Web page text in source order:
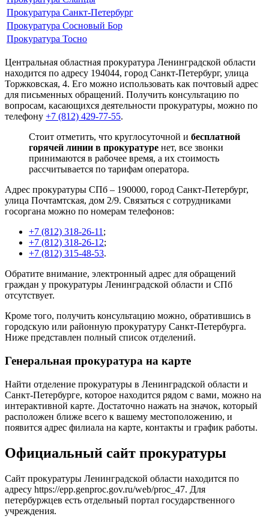
Прокуратура Санкт-Петербург
Прокуратура Сосновый Бор
Прокуратура Тосно
Центральная областная прокуратура Ленинградской области
находится по адресу 194044, город Санкт-Петербург, улица
Торжковская, 4. Его можно использовать как почтовый адрес
для письменных обращений. Получить консультацию по
вопросам, касающихся деятельности прокуратуры, можно по
телефону +7 (812) 429-77-55.
Стоит отметить, что круглосуточной и бесплатной
горячей линии в прокуратуре нет, все звонки
принимаются в рабочее время, а их стоимость
рассчитывается по тарифам оператора.
Адрес прокуратуры СПб – 190000, город Санкт-Петербург,
улица Почтамтская, дом 2/9. Связаться с сотрудниками
госоргана можно по номерам телефонов:
+7 (812) 318-26-11;
+7 (812) 318-26-12;
+7 (812) 315-48-53.
Обратите внимание, электронный адрес для обращений
граждан у прокуратуры Ленинградской области и СПб
отсутствует.
Кроме того, получить консультацию можно, обратившись в
городскую или районную прокуратуру Санкт-Петербурга.
Ниже представлен полный список отделений.
Генеральная прокуратура на карте
Найти отделение прокуратуры в Ленинградской области и
Санкт-Петербурге, которое находится рядом с вами, можно на
интерактивной карте. Достаточно нажать на значок, который
расположен ближе всего к вашему местоположению, и
появится адрес филиала на карте, контакты и график работы.
Официальный сайт прокуратуры
Сайт прокуратуры Ленинградской области находится по
адресу https://epp.genproc.gov.ru/web/proc_47. Для
петербуржцев есть отдельный портал государственного
учреждения.